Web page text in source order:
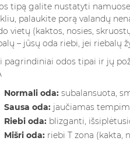
KVAPUS
LAIKUI
sąlygos
IŠSAMUS
5005
Paakių
kosmetikos
Skaityti
tipą galite nustatyti
palaukite porą valandų
vietų (kaktos, nosies,
– jūsų oda riebi, jei riebalų
pagrindiniai odos tipai ir jų
Normali oda:subalansuota,
Sausa oda:jaučiamas
Riebi oda:blizganti,
Mišri oda:riebi T zona (kakta,